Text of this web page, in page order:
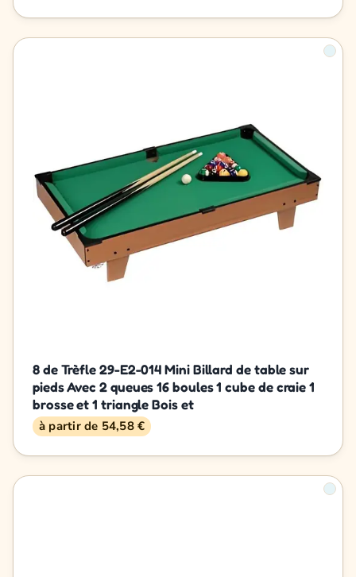
8 de Trèfle 29-E2-014 Mini Billard de table sur
pieds Avec 2 queues 16 boules 1 cube de craie 1
brosse et 1 triangle Bois et
à partir de 54,58 €